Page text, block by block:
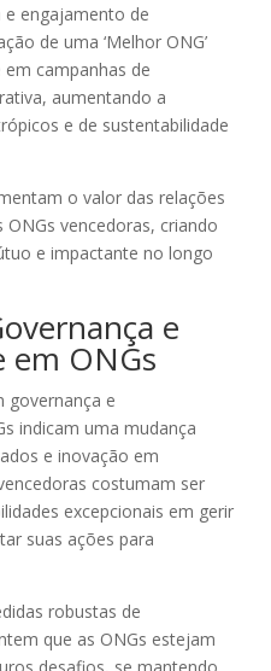
engajamento de
de uma ‘Melhor ONG’
campanhas de
aumentando a
e de sustentabilidade
o valor das relações
vencedoras, criando
e impactante no longo
e
em ONGs
governança e
indicam uma mudança
e inovação em
costumam ser
excepcionais em gerir
suas ações para
robustas de
que as ONGs estejam